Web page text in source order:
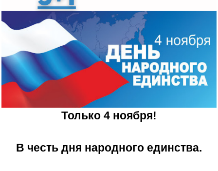
Только 4 ноября!
В честь дня народного единства.